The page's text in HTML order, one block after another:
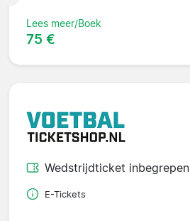
Lees meer/Boek
75 €
Wedstrijdticket inbegrepen
E-Tickets